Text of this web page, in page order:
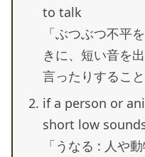
to talk
「ぶつぶつ不平
きに、短い音を
言ったりすること
if a person or
short low
「うなる : 人や